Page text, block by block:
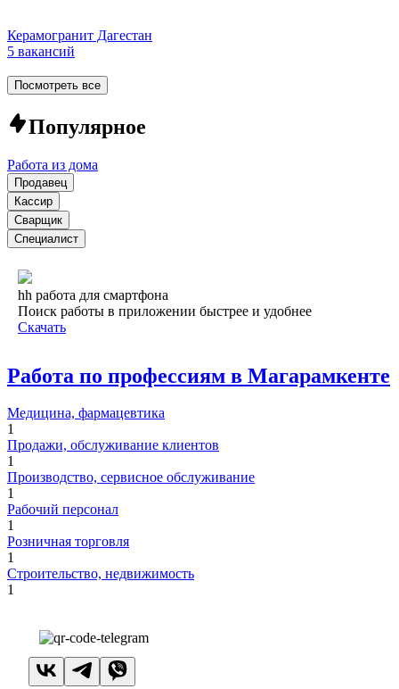
Керамогранит Дагестан
5 вакансий
Посмотреть все
Популярное
Работа из дома
Продавец
Кассир
Сварщик
Специалист
hh работа для смартфона
Поиск работы в приложении быстрее и удобнее
Скачать
Работа по профессиям в Магарамкенте
Медицина, фармацевтика
1
Продажи, обслуживание клиентов
1
Производство, сервисное обслуживание
1
Рабочий персонал
1
Розничная торговля
1
Строительство, недвижимость
1